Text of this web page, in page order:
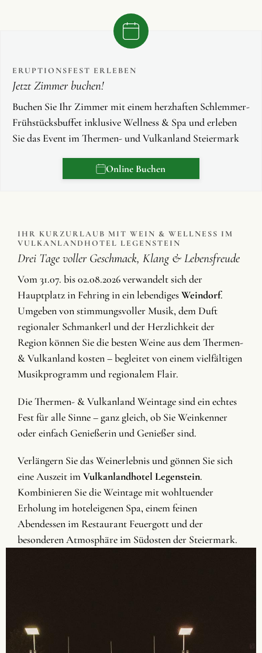
ERUPTIONSFEST ERLEBEN
Jetzt Zimmer buchen!
Buchen Sie Ihr Zimmer mit einem herzhaften Schlemmer-
Frühstücksbuffet inklusive Wellness & Spa und erleben
Sie das Event im Thermen- und Vulkanland Steiermark
Online Buchen
IHR KURZURLAUB MIT WEIN & WELLNESS IM
VULKANLANDHOTEL LEGENSTEIN
Drei Tage voller Geschmack, Klang & Lebensfreude
Vom 31.07. bis 02.08.2026 verwandelt sich der
Hauptplatz in Fehring in ein lebendigesWeindorf.
Umgeben von stimmungsvoller Musik, dem Duft
regionaler Schmankerl und der Herzlichkeit der
Region können Sie die besten Weine aus dem Thermen-
& Vulkanland kosten – begleitet von einem vielfältigen
Musikprogramm und regionalem Flair.
Die Thermen- & Vulkanland Weintage sind ein echtes
Fest für alle Sinne – ganz gleich, ob Sie Weinkenner
oder einfach Genießerin und Genießer sind.
Verlängern Sie das Weinerlebnis und gönnen Sie sich
eine Auszeit imVulkanlandhotel Legenstein.
Kombinieren Sie die Weintage mit wohltuender
Erholung im hoteleigenen Spa, einem feinen
Abendessen im Restaurant Feuergott und der
besonderen Atmosphäre im Südosten der Steiermark.